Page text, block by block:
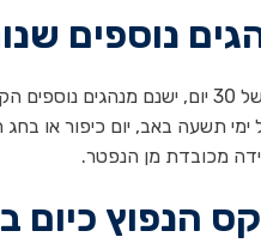
נוספים
בנוסף לזמן של 30 יום, ישנם
תשעה באב, יום כיפור או בחג
מכובדת מן הנפטר.
הנפוץ כיום